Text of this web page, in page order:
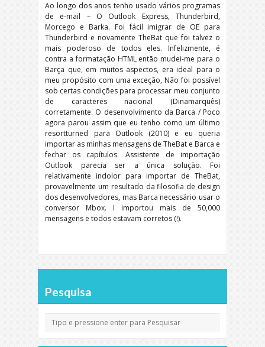
Ao longo dos anos tenho usado vários programas
de e-mail – O Outlook Express, Thunderbird,
Morcego e Barka. Foi fácil imigrar de OE para
Thunderbird e novamente TheBat que foi talvez o
mais poderoso de todos eles. Infelizmente, é
contra a formatação HTML então mudei-me para o
Barça que, em muitos aspectos, era ideal para o
meu propósito com uma exceção, Não foi possível
sob certas condições para processar meu conjunto
de caracteres nacional (Dinamarquês)
corretamente. O desenvolvimento da Barca / Poco
agora parou assim que eu tenho como um último
resortturned para Outlook (2010) e eu queria
importar as minhas mensagens de TheBat e Barca e
fechar os capítulos. Assistente de importação
Outlook parecia ser a única solução. Foi
relativamente indolor para importar de TheBat,
provavelmente um resultado da filosofia de design
dos desenvolvedores, mas Barca necessário usar o
conversor Mbox. I importou mais de 50,000
mensagens e todos estavam corretos (!).
Pesquisa